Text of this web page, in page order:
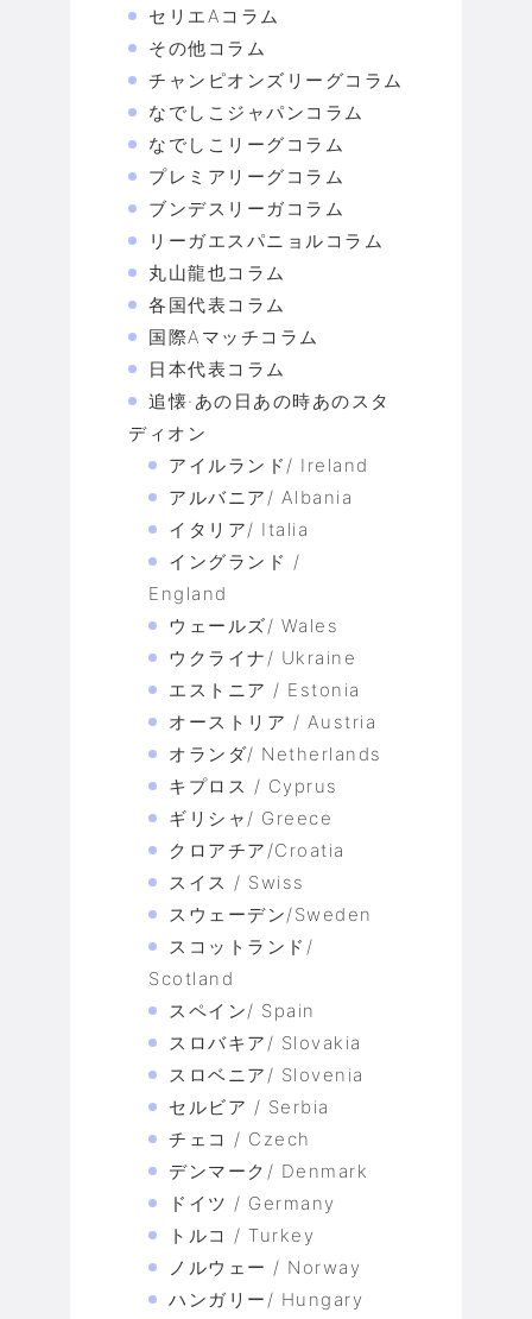
セリエAコラム
その他コラム
チャンピオンズリーグコラム
なでしこジャパンコラム
なでしこリーグコラム
プレミアリーグコラム
ブンデスリーガコラム
リーガエスパニョルコラム
丸山龍也コラム
各国代表コラム
国際Aマッチコラム
日本代表コラム
追懐·あの日あの時あのスタ
ディオン
アイルランド/ Ireland
アルバニア/ Albania
イタリア/ Italia
イングランド /
England
ウェールズ/ Wales
ウクライナ/ Ukraine
エストニア / Estonia
オーストリア / Austria
オランダ/ Netherlands
キプロス / Cyprus
ギリシャ/ Greece
クロアチア/Croatia
スイス / Swiss
スウェーデン/Sweden
スコットランド/
Scotland
スペイン/ Spain
スロバキア/ Slovakia
スロベニア/ Slovenia
セルビア / Serbia
チェコ / Czech
デンマーク/ Denmark
ドイツ / Germany
トルコ / Turkey
ノルウェー / Norway
ハンガリー/ Hungary